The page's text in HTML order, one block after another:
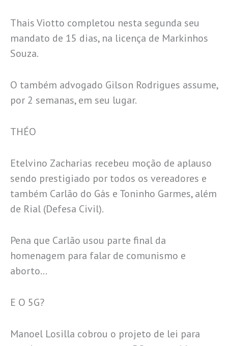
Thais Viotto completou nesta segunda seu
mandato de 15 dias, na licença de Markinhos
Souza.
O também advogado Gilson Rodrigues assume,
por 2 semanas, em seu lugar.
THÉO
Etelvino Zacharias recebeu moção de aplauso
sendo prestigiado por todos os vereadores e
também Carlão do Gás e Toninho Garmes, além
de Rial (Defesa Civil).
Pena que Carlão usou parte final da
homenagem para falar de comunismo e
aborto…
E O 5G?
Manoel Losilla cobrou o projeto de lei para